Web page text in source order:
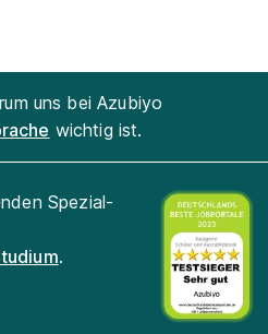
uns bei Azubiyo
wichtig ist.
Spezial-
.